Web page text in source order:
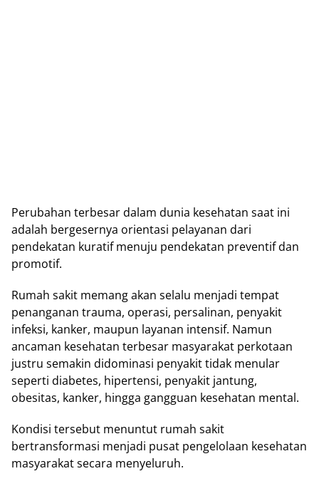
Perubahan terbesar dalam dunia kesehatan saat ini
adalah bergesernya orientasi pelayanan dari
pendekatan kuratif menuju pendekatan preventif dan
promotif.
Rumah sakit memang akan selalu menjadi tempat
penanganan trauma, operasi, persalinan, penyakit
infeksi, kanker, maupun layanan intensif. Namun
ancaman kesehatan terbesar masyarakat perkotaan
justru semakin didominasi penyakit tidak menular
seperti diabetes, hipertensi, penyakit jantung,
obesitas, kanker, hingga gangguan kesehatan mental.
Kondisi tersebut menuntut rumah sakit
bertransformasi menjadi pusat pengelolaan kesehatan
masyarakat secara menyeluruh.